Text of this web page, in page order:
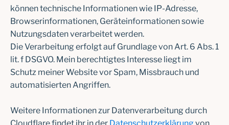
können technische Informationen wie IP-Adresse,
Browserinformationen, Geräteinformationen sowie
Nutzungsdaten verarbeitet werden.
Die Verarbeitung erfolgt auf Grundlage von Art. 6 Abs. 1
lit. f DSGVO. Mein berechtigtes Interesse liegt im
Schutz meiner Website vor Spam, Missbrauch und
automatisierten Angriffen.
Weitere Informationen zur Datenverarbeitung durch